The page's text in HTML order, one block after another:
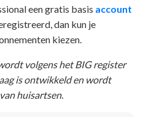
een gratis basis account
dan kun je
kiezen.
volgens het BIG register
is ontwikkeld en wordt
huisartsen.